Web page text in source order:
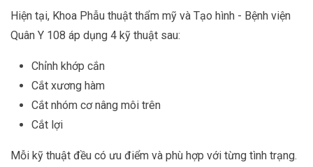
Hiện tại, Khoa Phẫu thuật thẩm mỹ và Tạo hình - Bệnh viện
Quân Y 108 áp dụng 4 kỹ thuật sau:
Chỉnh khớp cắn
Cắt xương hàm
Cắt nhóm cơ nâng môi trên
Cắt lợi
Mỗi kỹ thuật đều có ưu điểm và phù hợp với từng tình trạng.